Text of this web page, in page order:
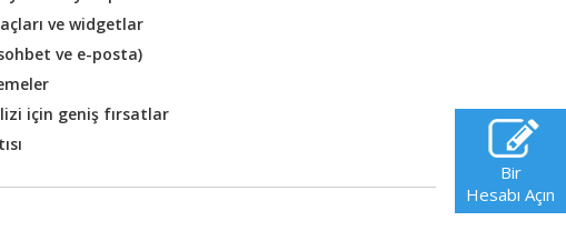
ve widgetlar
ve e-posta)
için geniş fırsatlar
Bir
Hesabı Açın